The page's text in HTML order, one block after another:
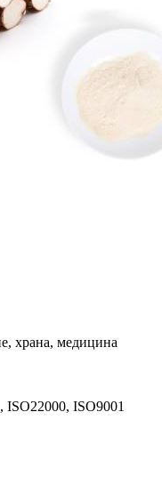
храна, медицина
ISO9001